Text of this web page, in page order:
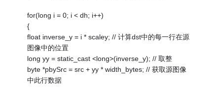
for(long i = 0; i < dh; i++)
{
float inverse_y = i * scaley; // 计算dst中的每一行在源
图像中的位置
long yy = static_cast <long>(inverse_y); // 取整
byte *pbySrc = src + yy * width_bytes; // 获取源图像
中此行数据